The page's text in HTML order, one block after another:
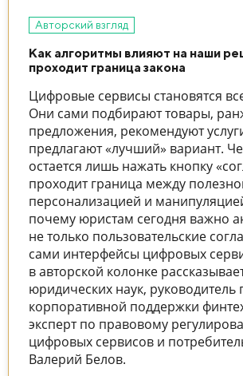
Авторский взгляд
Как алгоритмы влияют на наши
проходит граница закона
Цифровые сервисы становятся
Они сами подбирают товары,
предложения, рекомендуют
предлагают «лучший» вариант.
остается лишь нажать кнопку
проходит граница между
персонализацией и
почему юристам сегодня важно
не только пользовательские
сами интерфейсы цифровых
в авторской колонке
юридических наук, руководитель
корпоративной поддержки
эксперт по правовому
цифровых сервисов и
Валерий Белов.